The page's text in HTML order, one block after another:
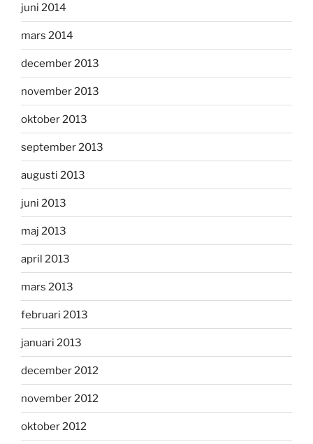
juni 2014
mars 2014
december 2013
november 2013
oktober 2013
september 2013
augusti 2013
juni 2013
maj 2013
april 2013
mars 2013
februari 2013
januari 2013
december 2012
november 2012
oktober 2012